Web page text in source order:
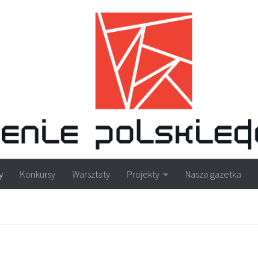
Konkursy Warsztaty Projekty Nasza gazetka